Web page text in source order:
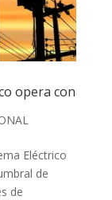
opera con
Eléctrico
de
de